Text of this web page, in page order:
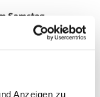
Anzeigen zu
Samstag,
statt.
2027 terminiert.